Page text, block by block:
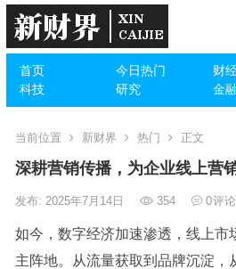
首页 今日热门 财
科技
研究 金融
当前位置 新财界 热门 正文
深耕营销传播，为企业线上营
发布: 2025年7月14日 354 0评论
如今，数字经济加速渗透，线上市
主阵地。从流量获取到品牌沉淀，